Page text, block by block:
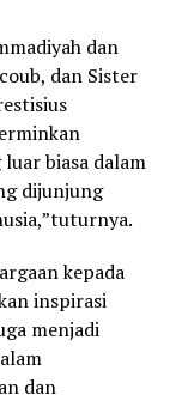
dan
dan Sister
biasa dalam
dijunjung
kepada
inspirasi
menjadi
dan